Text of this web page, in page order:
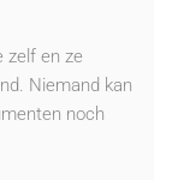
zelf en ze
Niemand kan
noch